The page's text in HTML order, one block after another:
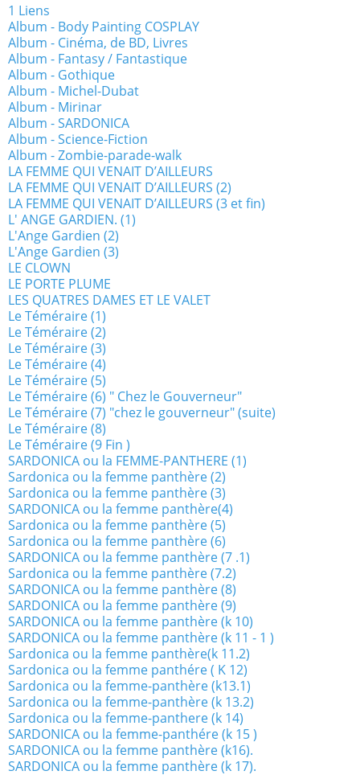
1 Liens
Album - Body Painting COSPLAY
Album - Cinéma, de BD, Livres
Album - Fantasy / Fantastique
Album - Gothique
Album - Michel-Dubat
Album - Mirinar
Album - SARDONICA
Album - Science-Fiction
Album - Zombie-parade-walk
LA FEMME QUI VENAIT D’AILLEURS
LA FEMME QUI VENAIT D’AILLEURS (2)
LA FEMME QUI VENAIT D’AILLEURS (3 et fin)
L' ANGE GARDIEN. (1)
L'Ange Gardien (2)
L'Ange Gardien (3)
LE CLOWN
LE PORTE PLUME
LES QUATRES DAMES ET LE VALET
Le Téméraire (1)
Le Téméraire (2)
Le Téméraire (3)
Le Téméraire (4)
Le Téméraire (5)
Le Téméraire (6) " Chez le Gouverneur"
Le Téméraire (7) "chez le gouverneur" (suite)
Le Téméraire (8)
Le Téméraire (9 Fin )
SARDONICA ou la FEMME-PANTHERE (1)
Sardonica ou la femme panthère (2)
Sardonica ou la femme panthère (3)
SARDONICA ou la femme panthère(4)
Sardonica ou la femme panthère (5)
Sardonica ou la femme panthère (6)
SARDONICA ou la femme panthère (7 .1)
Sardonica ou la femme panthère (7.2)
SARDONICA ou la femme panthère (8)
SARDONICA ou la femme panthère (9)
SARDONICA ou la femme panthère (k 10)
SARDONICA ou la femme panthère (k 11 - 1 )
Sardonica ou la femme panthère(k 11.2)
Sardonica ou la femme panthére ( K 12)
Sardonica ou la femme-panthère (k13.1)
Sardonica ou la femme-panthère (k 13.2)
Sardonica ou la femme-panthere (k 14)
SARDONICA ou la femme-panthére (k 15 )
SARDONICA ou la femme panthère (k16).
SARDONICA ou la femme panthère (k 17).